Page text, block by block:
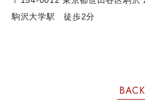
駒沢大学駅 徒歩2分
BACK